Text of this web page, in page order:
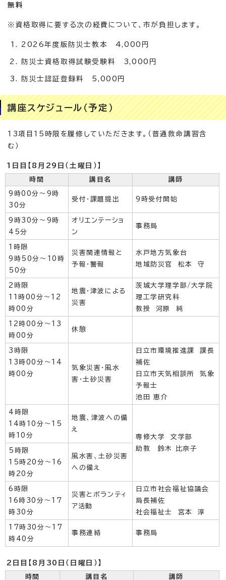
無料
※資格取得に要する次の経費について、市が負担します。
2026年度版防災士教本 4,000円
防災士資格取得試験受験料 3,000円
防災士認証登録料 5,000円
講座スケジュール（予定）
13項目15時限を履修していただきます。（普通救命講習含
む）
1日目【8月29日（土曜日）】
時間 講目名 講師
9時00分～9時
30分
受付・課題提出 9時受付開始
9時30分～9時
45分
オリエンテーショ
ン
事務局
1時限
9時50分～10時
50分
災害関連情報と
予報・警報
水戸地方気象台
地域防災官 松本 守
2時限
11時00分～12
時00分
地震・津波による
災害
茨城大学理学部/大学院
理工学研究科
教授 河原 純
12時00分～13
時00分
休憩
3時限
13時00分～14
時00分
気象災害・風水
害・土砂災害
日立市環境推進課 課長
補佐
日立市天気相談所 気象
予報士
池田 恵介
4時限
14時10分～15
時10分
地震、津波への備
え
専修大学 文学部
助教 鈴木 比奈子
5時限
15時20分～16
時20分
風水害、土砂災害
への備え
6時限
16時30分～17
時30分
災害とボランティ
ア活動
日立市社会福祉協議会
局長補佐
社会福祉士 宮本 淳
17時30分～17
時40分
事務連絡 事務局
2日目【8月30日（日曜日）】
時間 講目名 講師